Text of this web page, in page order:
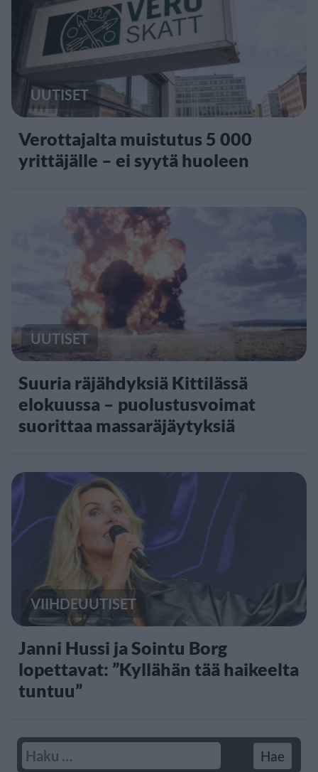
UUTISET
Verottajalta muistutus 5 000
yrittäjälle – ei syytä huoleen
UUTISET
Suuria räjähdyksiä Kittilässä
elokuussa – puolustusvoimat
suorittaa massaräjäytyksiä
VIIHDEUUTISET
Janni Hussi ja Sointu Borg
lopettavat: ”Kyllähän tää haikeelta
tuntuu”